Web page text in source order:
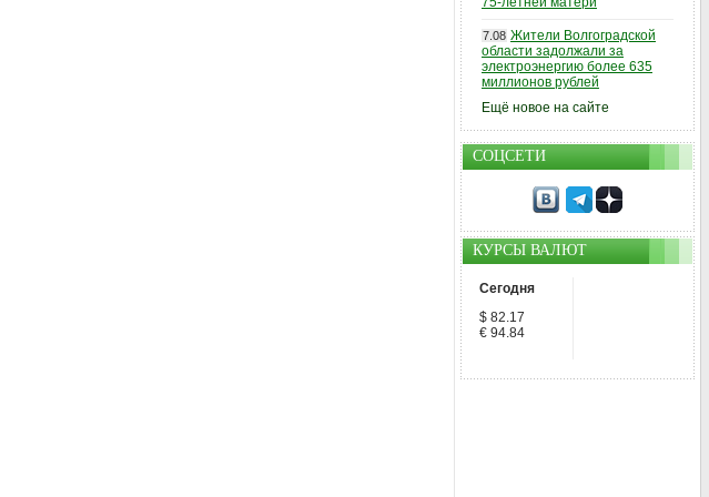
7.08 Жители Волгоградской
области задолжали за
электроэнергию более 635
миллионов рублей
Ещё новое на сайте
СОЦСЕТИ
КУРСЫ ВАЛЮТ
Сегодня
$ 82.17
€ 94.84